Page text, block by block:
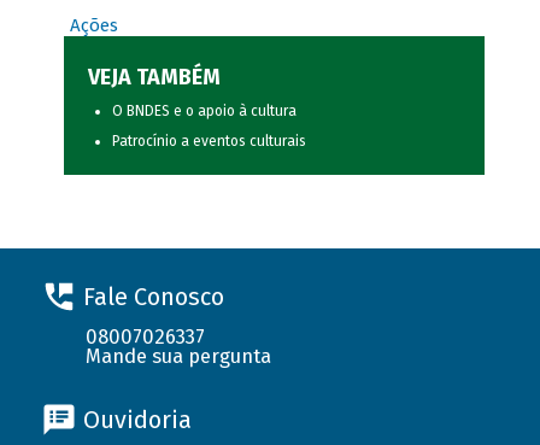
Ações
VEJA TAMBÉM
O BNDES e o apoio à cultura
Patrocínio a eventos culturais
Fale Conosco
08007026337
Mande sua pergunta
Ouvidoria